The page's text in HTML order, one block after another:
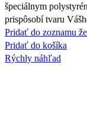
špeciálnym
prispôsobí tvaru
Pridať do zoznamu
Pridať do košíka
Rýchly náhľad